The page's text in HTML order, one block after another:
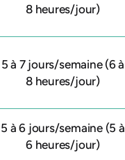
8 heures/jour)
5 à 7 jours/semaine (6 à
8 heures/jour)
5 à 6 jours/semaine (5 à
6 heures/jour)